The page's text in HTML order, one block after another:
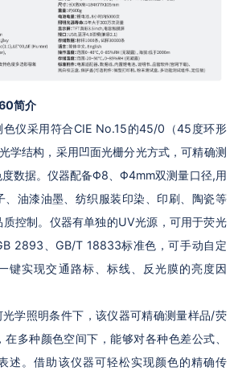
简介
仪采用符合CIE No.15的45/0（45度环形
学结构，采用凹面光栅分光方式，可精确测
数据。仪器配备Φ8、Φ4mm双测量口径,用
、油漆油墨、纺织服装印染、印刷、陶瓷等
控制。仪器有单独的UV光源，可用于荧光
2893、GB/T 18833标准色，可手动自定
键实现交通路标、标线、反光膜的亮度因
学照明条件下，该仪器可精确测量样品/荧
多种颜色空间下，能够对各种色差公式、
述。借助该仪器可轻松实现颜色的精确传